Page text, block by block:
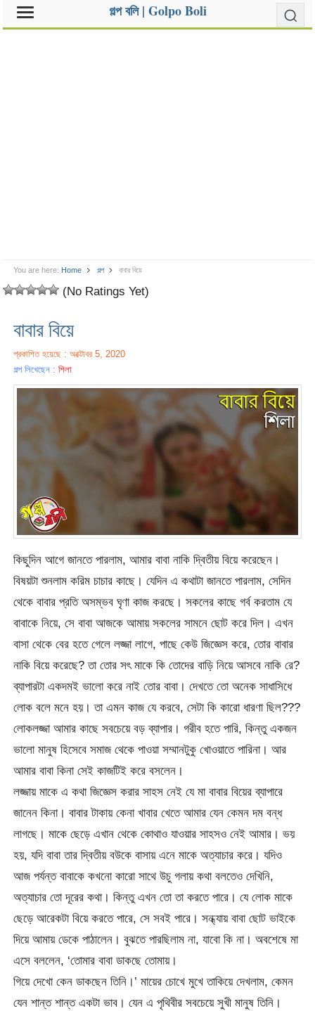
গল্প বলি | Golpo Boli
You are here: Home গল্প বাবার বিয়ে
(No Ratings Yet)
বাবার বিয়ে
প্রকাশিত হয়েছে : অক্টোবর 5, 2020
গল্প লিখেছেন :শিলা
কিছুদিন আগে জানতে পারলাম, আমার বাবা নাকি দ্বিতীয় বিয়ে করেছেন।
বিষয়টা শুনলাম করিম চাচার কাছে। যেদিন এ কথাটা জানতে পারলাম, সেদিন
থেকে বাবার প্রতি অসম্ভব ঘৃণা কাজ করছে। সকলের কাছে গর্ব করতাম যে
বাবাকে নিয়ে, সে বাবা আজকে আমায় সকলের সামনে ছোট করে দিল। এখন
বাসা থেকে বের হতে গেলে লজ্জা লাগে, পাছে কেউ জিজ্ঞেস করে, তোর বাবার
নাকি বিয়ে করেছে? তা তোর সৎ মাকে কি তোদের বাড়ি নিয়ে আসবে নাকি রে?
ব্যাপারটা একদমই ভালো করে নাই তোর বাবা। দেখতে তো অনেক সাধাসিধে
লোক বলে মনে হয়। তা এমন কাজ যে করবে, সেটা কি কারো ধারণা ছিল???
লোকলজ্জা আমার কাছে সবচেয়ে বড় ব্যাপার। গরীব হতে পারি, কিন্তু একজন
ভালো মানুষ হিসেবে সমাজ থেকে পাওয়া সম্মানটুকু খোওয়াতে পারিনা। আর
আমার বাবা কিনা সেই কাজটিই করে বসলেন।
লজ্জায় মাকে এ কথা জিজ্ঞেস করার সাহস নেই যে মা বাবার বিয়ের ব্যাপারে
জানেন কিনা। বাবার টাকায় কেনা খাবার খেতে আমার যেন কেমন দম বন্ধ
লাগছে। মাকে ছেড়ে এখান থেকে কোথাও যাওয়ার সাহসও নেই আমার। ভয়
হয়, যদি বাবা তার দ্বিতীয় বউকে বাসায় এনে মাকে অত্যাচার করে। যদিও
আজ পর্যন্ত বাবাকে কখনো কারো সাথে উচু গলায় কথা বলতেও দেখিনি,
অত্যাচার তো দূরের কথা। কিন্তু এখন তো তা করতে পারে। যে লোক মাকে
ছেড়ে আরেকটা বিয়ে করতে পারে, সে সবই পারে। সন্ধ্যায় বাবা ছোট ভাইকে
দিয়ে আমায় ডেকে পাঠালেন। বুঝতে পারছিলাম না, যাবো কি না। অবশেষে মা
এসে বললেন, ‘তোমার বাবা ডাকছে তোমায়।
গিয়ে দেখো কেন ডাকছেন তিনি।’ মায়ের চোখে মুখে তাকিয়ে দেখলাম, কেমন
যেন শান্ত শান্ত একটা ভাব। যেন এ পৃথিবীর সবচেয়ে সুখী মানুষ তিনি।